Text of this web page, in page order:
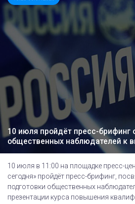
10 июля пройдёт пресс-брифинг
общественных наблюдателей к
10 июля в 11:00 на площадке пресс-
сегодня» пройдёт пресс-брифинг,
подготовки общественных
презентации курса повышения